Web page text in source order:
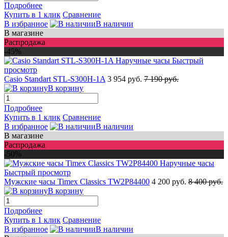
Подробнее
Купить в 1 клик Сравнение
В избранное
В наличии
В магазине
Распродажа
-45%
Быстрый
просмотр
Casio Standart STL-S300H-1A 3 954 руб. 7 190 руб.
В корзину
Подробнее
Купить в 1 клик Сравнение
В избранное
В наличии
В магазине
Распродажа
-50%
Быстрый просмотр
Мужские часы Timex Classics TW2P84400 4 200 руб. 8 400 руб.
В корзину
Подробнее
Купить в 1 клик Сравнение
В избранное
В наличии